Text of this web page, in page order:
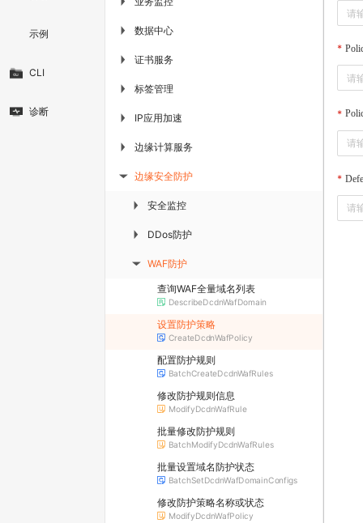
示例
CLI
诊断
▶ 数据中心
▶ 证书服务
▶ 标签管理
▶ IP应用加速
▶ 边缘计算服务
▶ 边缘安全防护
▶ 安全监控
▶ DDos防护
▶ WAF防护
查询WAF全量域名列表
DescribeDcdnWafDomain
设置防护策略
CreateDcdnWafPolicy
配置防护规则
BatchCreateDcdnWafRules
修改防护规则信息
ModifyDcdnWafRule
批量修改防护规则
BatchModifyDcdnWafRules
批量设置域名防护状态
BatchSetDcdnWafDomainConfigs
修改防护策略名称或状态
ModifyDcdnWafPolicy